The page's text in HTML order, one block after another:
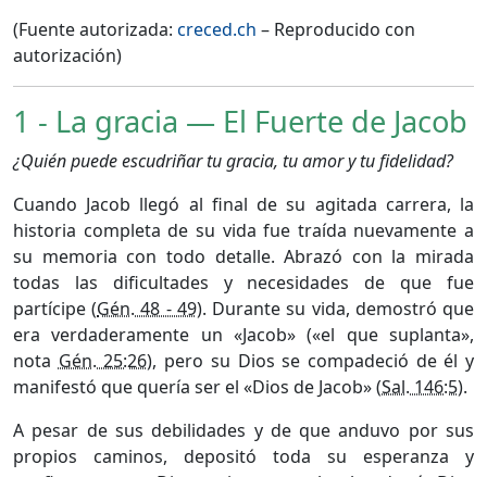
(Fuente autorizada: creced.ch – Reproducido con
autorización)
1 - La gracia — El Fuerte de Jacob
¿Quién puede escudriñar tu gracia, tu amor y tu fidelidad?
Cuando Jacob llegó al final de su agitada carrera, la
historia completa de su vida fue traída nuevamente a
su memoria con todo detalle. Abrazó con la mirada
todas las dificultades y necesidades de que fue
partícipe (Gén. 48 - 49). Durante su vida, demostró que
era verdaderamente un «Jacob» («el que suplanta»,
nota Gén. 25:26), pero su Dios se compadeció de él y
manifestó que quería ser el «Dios de Jacob» (Sal. 146:5).
A pesar de sus debilidades y de que anduvo por sus
propios caminos, depositó toda su esperanza y